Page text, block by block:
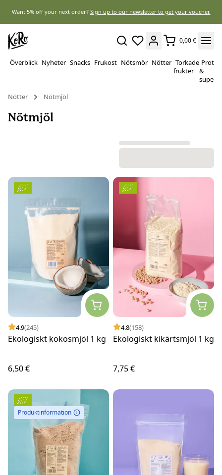
Want 5% off your next order? Sign up to our newsletter to get your voucher.
0,00 €
Överblick Nyheter Snacks Frukost Nötsmör Nötter Torkade
frukter
&
Nötter
Nötmjöl
Nötmjöl
4.9(245)
Ekologiskt kokosmjöl 1 kg
6,50 €
4.8(158)
Ekologiskt kikärtsmjöl 1 kg
7,75 €
Produktinformation